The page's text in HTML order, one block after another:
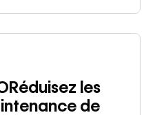
les
de